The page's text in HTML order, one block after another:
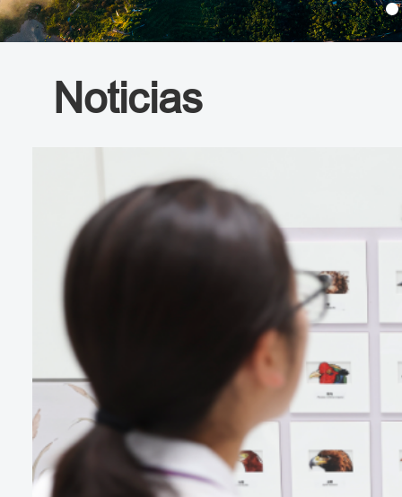
Noticias